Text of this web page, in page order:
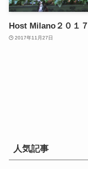
Host Milano２０１７
2017年11月27日
人気記事